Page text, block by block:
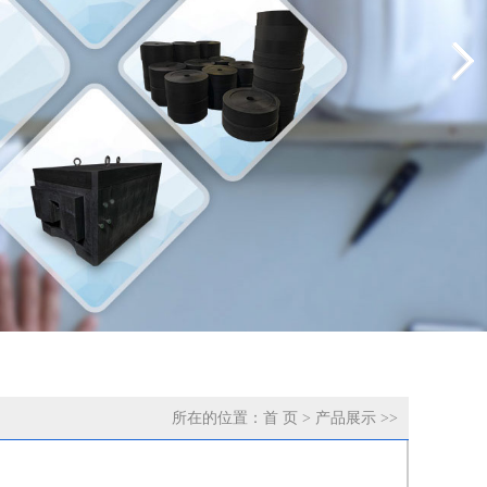
所在的位置： 首 页 > 产品展示 >>